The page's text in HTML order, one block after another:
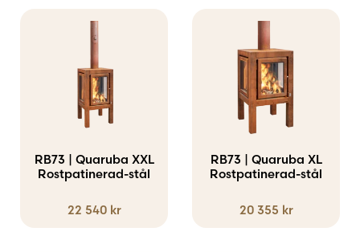
RB73 | Quaruba XXL
Rostpatinerad-stål
22 540 kr
RB73 | Quaruba XL
Rostpatinerad-stål
20 355 kr